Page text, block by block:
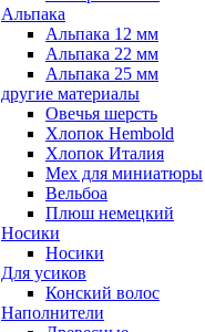
Альпака
Альпака 12 мм
Альпака 22 мм
Альпака 25 мм
другие материалы
Овечья шерсть
Хлопок Hembold
Хлопок Италия
Мех для миниатюры
Вельбоа
Плюш немецкий
Носики
Носики
Для усиков
Конский волос
Наполнители